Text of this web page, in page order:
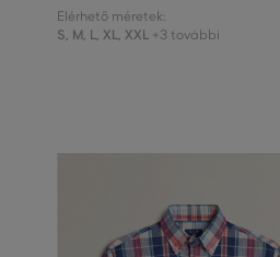
Elérhető méretek:
S, M, L, XL, XXL +3 további